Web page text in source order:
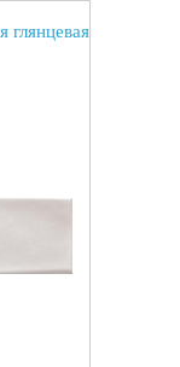
глянцевая